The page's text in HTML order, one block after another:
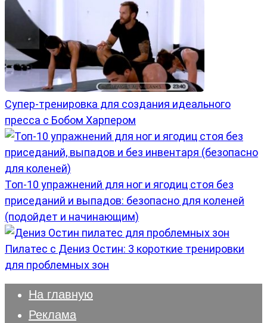
Супер-тренировка для создания идеального
пресса с Бобом Харпером
Топ-10 упражнений для ног и ягодиц стоя без
приседаний и выпадов: безопасно для коленей
(подойдет и начинающим)
Пилатес с Дениз Остин: 3 короткие тренировки
для проблемных зон
На главную
Реклама